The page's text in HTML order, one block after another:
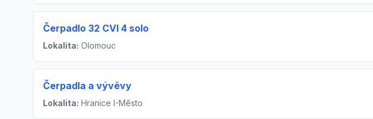
Čerpadlo 32 CVI 4 solo
Lokalita: Olomouc
Čerpadla a vývěvy
Lokalita: Hranice I-Město